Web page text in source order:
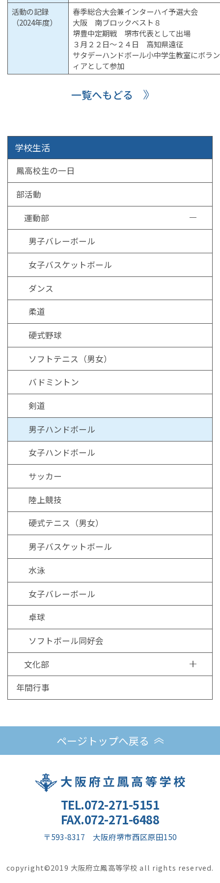
活動の記録
（2024年度）
春季総合大会兼インターハイ予選大会
大阪 南ブロックベスト８
堺豊中定期戦 堺市代表として出場
３月２２日～２４日 高知県遠征
サタデーハンドボール小中学生教室にボラ
ィアとして参加
一覧へもどる
学校生活
鳳高校生の一日
部活動
運動部
男子バレーボール
女子バスケットボール
ダンス
柔道
硬式野球
ソフトテニス（男女）
バドミントン
剣道
男子ハンドボール
女子ハンドボール
サッカー
陸上競技
硬式テニス（男女）
男子バスケットボール
水泳
女子バレーボール
卓球
ソフトボール同好会
文化部
年間行事
ページトップへ戻る
TEL.072-271-5151
FAX.072-271-6488
〒593-8317 大阪府堺市西区原田150
copyright©2019 大阪府立鳳高等学校 all rights reserved.